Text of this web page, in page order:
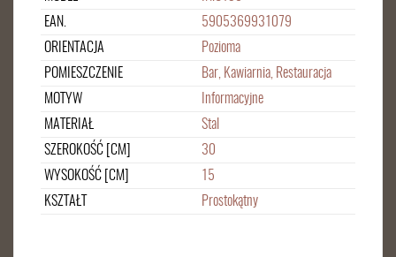
EAN.
5905369931079
ORIENTACJA
Pozioma
POMIESZCZENIE
Bar, Kawiarnia, Restauracja
MOTYW
Informacyjne
MATERIAŁ
Stal
SZEROKOŚĆ [CM]
30
WYSOKOŚĆ [CM]
15
KSZTAŁT
Prostokątny